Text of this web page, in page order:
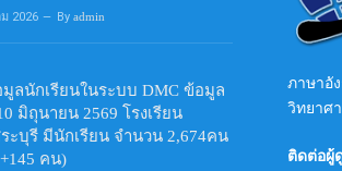
2026 By admin
ลนักเรียนในระบบ DMC ข้อมูล
มิถุนายน 2569 โรงเรียน
ะบุรี มีนักเรียน จำนวน 2,674คน
คน)
ภาษาอั
วิทยาศ
ติดต่อผู้